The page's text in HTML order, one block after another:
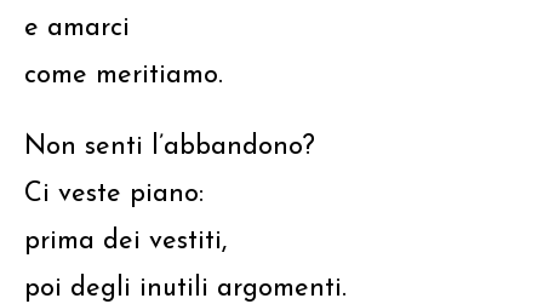
e amarci
come meritiamo.
Non senti l’abbandono?
Ci veste piano:
prima dei vestiti,
poi degli inutili argomenti.